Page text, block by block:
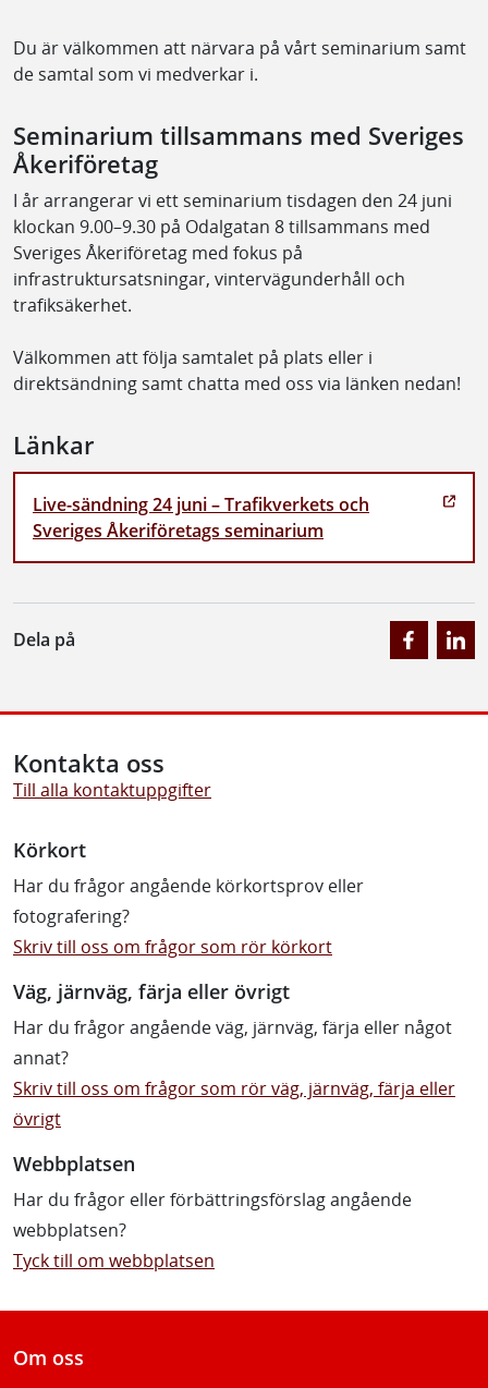
Du är välkommen att närvara på vårt seminarium samt
de samtal som vi medverkar i.
Seminarium tillsammans med Sveriges
Åkeriföretag
I år arrangerar vi ett seminarium tisdagen den 24 juni
klockan 9.00–9.30 på Odalgatan 8 tillsammans med
Sveriges Åkeriföretag med fokus på
infrastruktursatsningar, vintervägunderhåll och
trafiksäkerhet.
Välkommen att följa samtalet på plats eller i
direktsändning samt chatta med oss via länken nedan!
Länkar
Live-sändning 24 juni – Trafikverkets och
Sveriges Åkeriföretags seminarium
Dela på
Kontakta oss
Till alla kontaktuppgifter
Körkort
Har du frågor angående körkortsprov eller
fotografering?
Skriv till oss om frågor som rör körkort
Väg, järnväg, färja eller övrigt
Har du frågor angående väg, järnväg, färja eller något
annat?
Skriv till oss om frågor som rör väg, järnväg, färja eller
övrigt
Webbplatsen
Har du frågor eller förbättringsförslag angående
webbplatsen?
Tyck till om webbplatsen
Om oss